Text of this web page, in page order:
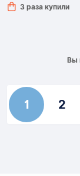
3 раза купили
Вы
1 2